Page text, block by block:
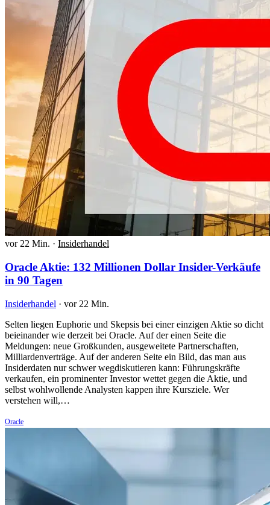
vor 22 Min. · Insiderhandel
Oracle Aktie: 132 Millionen Dollar Insider-Verkäufe
in 90 Tagen
Insiderhandel · vor 22 Min.
Selten liegen Euphorie und Skepsis bei einer einzigen Aktie so dicht
beieinander wie derzeit bei Oracle. Auf der einen Seite die
Meldungen: neue Großkunden, ausgeweitete Partnerschaften,
Milliardenverträge. Auf der anderen Seite ein Bild, das man aus
Insiderdaten nur schwer wegdiskutieren kann: Führungskräfte
verkaufen, ein prominenter Investor wettet gegen die Aktie, und
selbst wohlwollende Analysten kappen ihre Kursziele. Wer
verstehen will,…
Oracle